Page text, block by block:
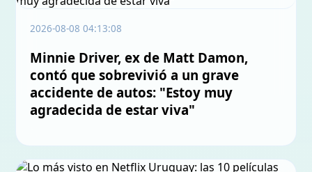
2026-08-08 04:13:08
Minnie Driver, ex de Matt Damon,
contó que sobrevivió a un grave
accidente de autos: "Estoy muy
agradecida de estar viva"